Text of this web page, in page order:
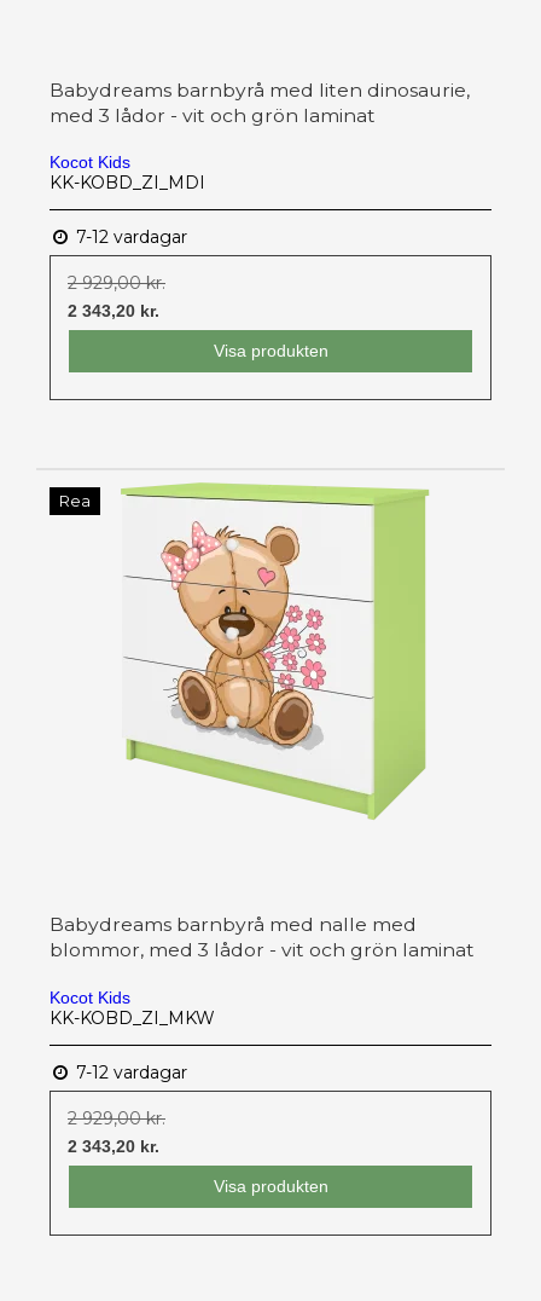
Babydreams barnbyrå med liten dinosaurie,
med 3 lådor - vit och grön laminat
Kocot Kids
KK-KOBD_ZI_MDI
7-12 vardagar
2 929,00 kr.
2 343,20 kr.
Visa produkten
Rea
Babydreams barnbyrå med nalle med
blommor, med 3 lådor - vit och grön laminat
Kocot Kids
KK-KOBD_ZI_MKW
7-12 vardagar
2 929,00 kr.
2 343,20 kr.
Visa produkten